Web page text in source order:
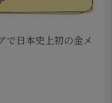
で日本史上初の金メ